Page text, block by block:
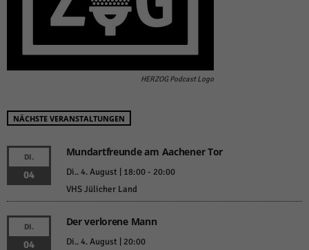
HERZOG Podcast Logo
NÄCHSTE VERANSTALTUNGEN
DI.
04
Mundartfreunde am Aachener Tor
Di.. 4. August | 18:00- 20:00
VHS Jülicher Land
DI.
04
Der verlorene Mann
Di.. 4. August | 20:00